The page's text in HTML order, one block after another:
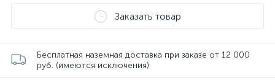
Заказать товар
Бесплатная наземная доставка при заказе от 12 000
руб. (имеются исключения)